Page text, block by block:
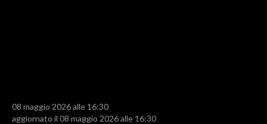
RISULTATI E CLASSIFICHE
08 maggio 2026 alle 16:30
aggiornato il 08 maggio 2026 alle 16:30